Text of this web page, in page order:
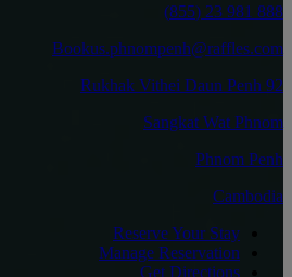
888 981 23 (855)
Bookus.phnompenh@raffles.com
92 Rukhak Vithei Daun Penh
Sangkat Wat Phnom
Phnom Penh
Cambodia
Reserve Your Stay
Manage Reservation
Get Directions